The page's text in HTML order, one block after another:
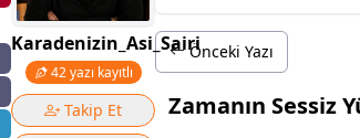
Karadenizin_Asi_Sairi
42 yazı kayıtlı
Takip Et
Önceki Yazı
Zamanın Sessiz